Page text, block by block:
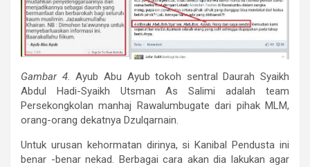
Gambar 4. Ayub Abu Ayub tokoh sentral Daurah Syaikh
Abdul Hadi-Syaikh Utsman As Salimi adalah team
Persekongkolan manhaj Rawalumbugate dari pihak MLM,
orang-orang dekatnya Dzulqarnain.
Untuk urusan kehormatan dirinya, si Kanibal Pendusta ini
benar -benar nekad. Berbagai cara akan dia lakukan agar